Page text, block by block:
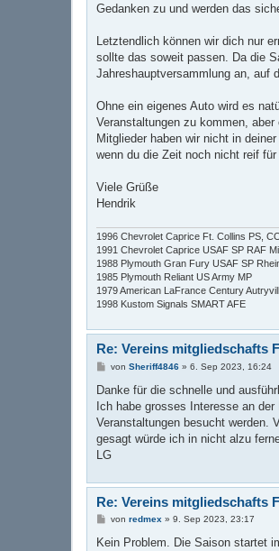
Gedanken zu und werden das
Letztendlich können wir dich nur
sollte das soweit passen. Da die
Jahreshauptversammlung an, auf
Ohne ein eigenes Auto wird es
Veranstaltungen zu kommen,
Mitglieder haben wir nicht in
wenn du die Zeit noch nicht reif
Viele Grüße
Hendrik
1996 Chevrolet Caprice Ft. Collins PS,
1991 Chevrolet Caprice USAF SP RAF
1988 Plymouth Gran Fury USAF SP
1985 Plymouth Reliant US Army MP
1979 American LaFrance Century
1998 Kustom Signals SMART AFE
Re: Vereins mitgliedschafts
B
i
r
a
von Sheriff4846» 6. Sep 2023, 16:24
Danke für die schnelle und
Ich habe grosses Interesse an
Veranstaltungen besucht werden.
gesagt würde ich in nicht alzu
LG
Re: Vereins mitgliedschafts
B
i
von redmex» 9. Sep 2023, 23:17
Kein Problem. Die Saison startet